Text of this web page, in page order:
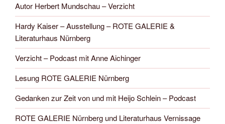
Autor Herbert Mundschau – Verzicht
Hardy Kaiser – Ausstellung – ROTE GALERIE &
Literaturhaus Nürnberg
Verzicht – Podcast mit Anne Aichinger
Lesung ROTE GALERIE Nürnberg
Gedanken zur Zeit von und mit Heijo Schlein – Podcast
ROTE GALERIE Nürnberg und Literaturhaus Vernissage